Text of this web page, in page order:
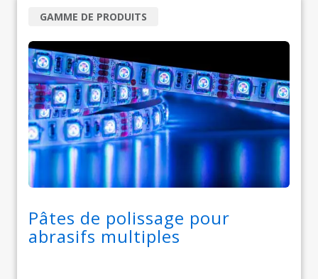
Pâtes de polissage pour
abrasifs multiples
GAMME DE PRODUITS